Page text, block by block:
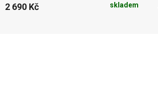
2 690 Kč skladem